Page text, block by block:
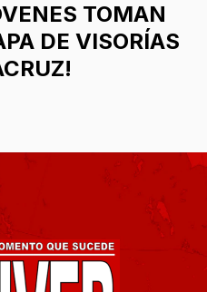
TOMAN
DE VISORÍAS